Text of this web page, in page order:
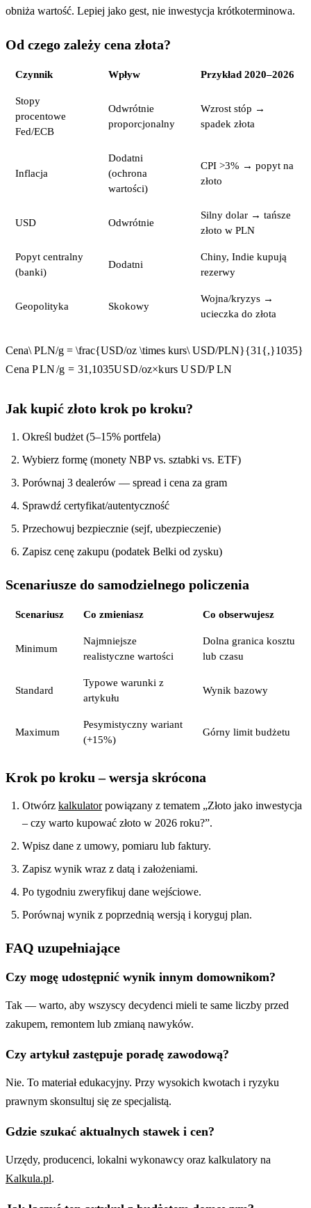
obniża wartość. Lepiej jako gest, nie inwestycja krótkoterminowa.
Od czego zależy cena złota?
Czynnik Wpływ Przykład 2020–2026
Stopy
procentowe
Fed/ECB
Odwrótnie
proporcjonalny
Wzrost stóp →
spadek złota
Inflacja
Dodatni
(ochrona
wartości)
CPI >3% → popyt na
złoto
USD Odwrótnie
Silny dolar → tańsze
złoto w PLN
Popyt centralny
(banki)
Dodatni
Chiny, Indie kupują
rezerwy
Geopolityka Skokowy
Wojna/kryzys →
ucieczka do złota
Cena\ PLN/g = \frac{USD/oz \times kurs\ USD/PLN}{31{,}1035}
Cena PLN/g = 31 ,1035USD/oz×kurs USD/PLN
Jak kupić złoto krok po kroku?
Określ budżet (5–15% portfela)
Wybierz formę (monety NBP vs. sztabki vs. ETF)
Porównaj 3 dealerów — spread i cena za gram
Sprawdź certyfikat/autentyczność
Przechowuj bezpiecznie (sejf, ubezpieczenie)
Zapisz cenę zakupu (podatek Belki od zysku)
Scenariusze do samodzielnego policzenia
Scenariusz Co zmieniasz Co obserwujesz
Minimum
Najmniejsze
realistyczne wartości
Dolna granica kosztu
lub czasu
Standard
Typowe warunki z
artykułu
Wynik bazowy
Maximum
Pesymistyczny wariant
(+15%)
Górny limit budżetu
Krok po kroku – wersja skrócona
Otwórz kalkulatorpowiązany z tematem „Złoto jako inwestycja
– czy warto kupować złoto w 2026 roku?”.
Wpisz dane z umowy, pomiaru lub faktury.
Zapisz wynik wraz z datą i założeniami.
Po tygodniu zweryfikuj dane wejściowe.
Porównaj wynik z poprzednią wersją i koryguj plan.
FAQ uzupełniające
Czy mogę udostępnić wynik innym domownikom?
Tak — warto, aby wszyscy decydenci mieli te same liczby przed
zakupem, remontem lub zmianą nawyków.
Czy artykuł zastępuje poradę zawodową?
Nie. To materiał edukacyjny. Przy wysokich kwotach i ryzyku
prawnym skonsultuj się ze specjalistą.
Gdzie szukać aktualnych stawek i cen?
Urzędy, producenci, lokalni wykonawcy oraz kalkulatory na
Kalkula.pl.